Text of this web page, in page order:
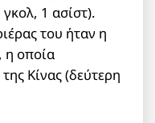
1 ασίστ).
του ήταν η
η οποία
Κίνας (δεύτερη